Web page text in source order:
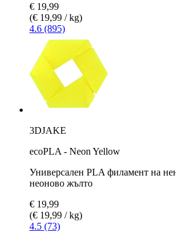
€ 19,99
(€ 19,99 / kg)
4.6 (895)
3DJAKE
ecoPLA - Neon Yellow
Универсален PLA филамент на
неоново жълто
€ 19,99
(€ 19,99 / kg)
4.5 (73)